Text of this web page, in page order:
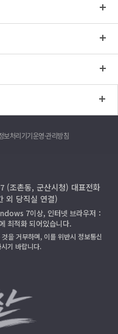
보처리기기운영·관리방침
(조촌동, 군산시청) 대표전화
외 당직실 연결)
7이상, 인터넷 브라우저：
최적화 되어있습니다.
을 거부하며, 이를 위반시 정보통신
기 바랍니다.